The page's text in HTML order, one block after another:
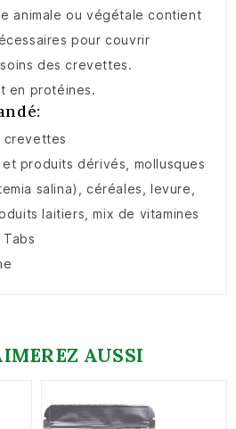
animale ou végétale contient
pour couvrir
des crevettes.
en protéines.
crevettes
produits dérivés, mollusques
salina), céréales, levure,
laitiers, mix de vitamines
AUSSI